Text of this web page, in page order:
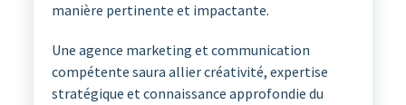
manière pertinente et impactante.
Une agence marketing et communication
compétente saura allier créativité, expertise
stratégique et connaissance approfondie du